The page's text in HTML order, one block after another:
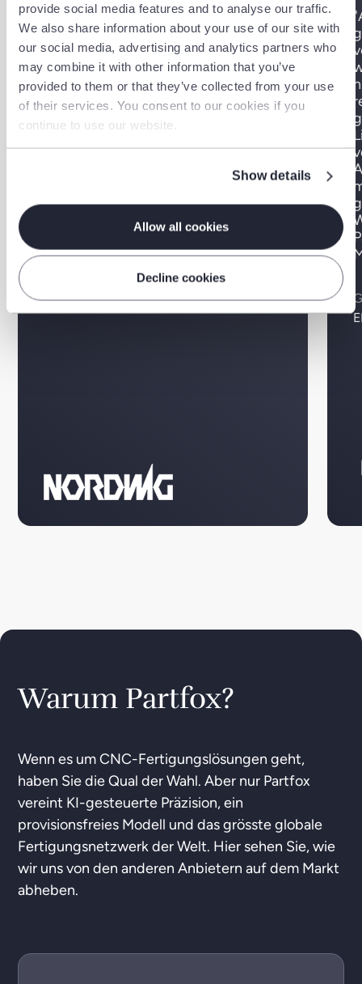
provide social media features and to analyse our traffic.
We also share information about your use of our site with
our social media, advertising and analytics partners who
may combine it with other information that you’ve
provided to them or that they’ve collected from your use
of their services. You consent to our cookies if you
continue to use our website.
Show details
Allow all cookies
Decline cookies
"Wir haben kompetente Fertiger
gefunden und nur Angebote von
Interessenten erhalten. Der
Ausschreibungsprozess ist
transparent mit klaren
Auswahlmöglichkeiten. Kein Spam,
kurzum, ein tolles Produkt!"
Warum Partfox?
Wenn es um CNC-Fertigungslösungen geht,
haben Sie die Qual der Wahl. Aber nur Partfox
vereint KI-gesteuerte Präzision, ein
provisionsfreies Modell und das grösste globale
Fertigungsnetzwerk der Welt. Hier sehen Sie, wie
wir uns von den anderen Anbietern auf dem Markt
abheben.